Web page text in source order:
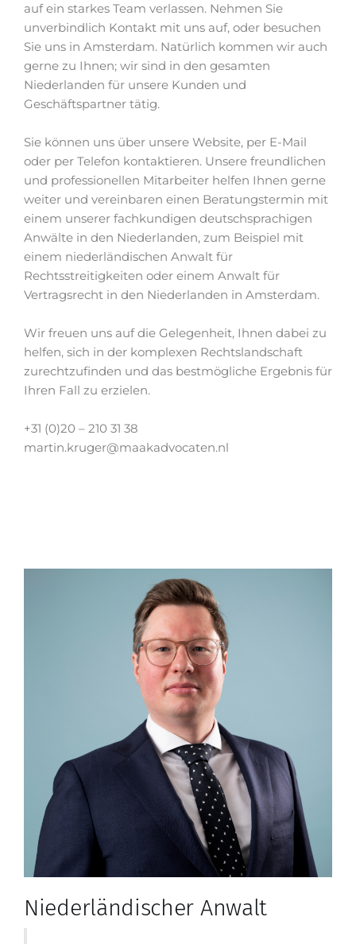
auf ein starkes Team verlassen. Nehmen Sie
unverbindlich Kontakt mit uns auf, oder besuchen
Sie uns in Amsterdam. Natürlich kommen wir auch
gerne zu Ihnen; wir sind in den gesamten
Niederlanden für unsere Kunden und
Geschäftspartner tätig.
Sie können uns über unsere Website, per E-Mail
oder per Telefon kontaktieren. Unsere freundlichen
und professionellen Mitarbeiter helfen Ihnen gerne
weiter und vereinbaren einen Beratungstermin mit
einem unserer fachkundigen deutschsprachigen
Anwälte in den Niederlanden, zum Beispiel mit
einem niederländischen Anwalt für
Rechtsstreitigkeiten oder einem Anwalt für
Vertragsrecht in den Niederlanden in Amsterdam.
Wir freuen uns auf die Gelegenheit, Ihnen dabei zu
helfen, sich in der komplexen Rechtslandschaft
zurechtzufinden und das bestmögliche Ergebnis für
Ihren Fall zu erzielen.
+31 (0)20 – 210 31 38
martin.kruger@maakadvocaten.nl
Niederländischer Anwalt